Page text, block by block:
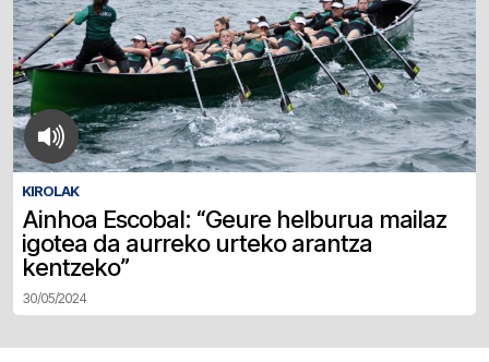
KIROLAK
Ainhoa Escobal: “Geure helburua mailaz
igotea da aurreko urteko arantza
kentzeko”
30/05/2024